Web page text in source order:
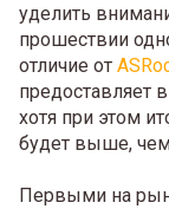
уделить
прошествии
отличие от
предоставляет
хотя при этом
будет выше,
Первыми на